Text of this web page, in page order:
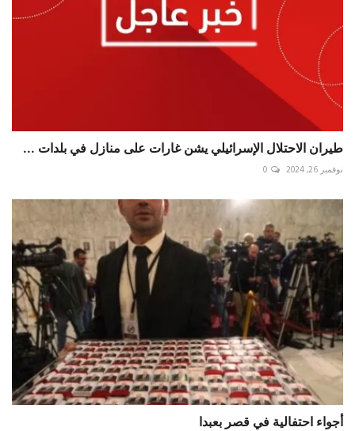
طيران الاحتلال الإسرائيلي يشن غارات على منازل في بلدات ...
نوفمبر 26, 2024 0
أجواء احتفالية في قصر بعبدا